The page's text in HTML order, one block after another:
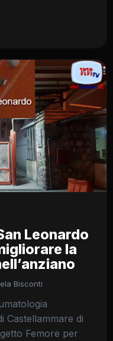
Leonardo
la
Bisconti
Castellammare di
Femore per